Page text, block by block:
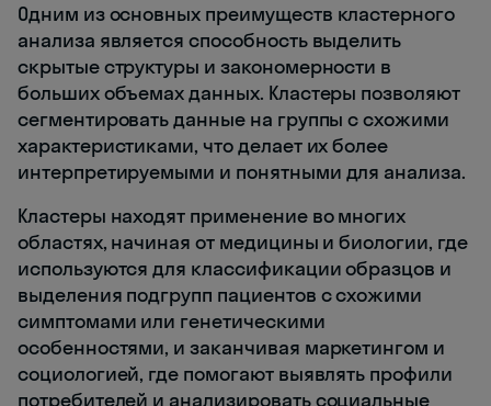
Одним из основных преимуществ кластерного
анализа является способность выделить
скрытые структуры и закономерности в
больших объемах данных. Кластеры позволяют
сегментировать данные на группы с схожими
характеристиками, что делает их более
интерпретируемыми и понятными для анализа.
Кластеры находят применение во многих
областях, начиная от медицины и биологии, где
используются для классификации образцов и
выделения подгрупп пациентов с схожими
симптомами или генетическими
особенностями, и заканчивая маркетингом и
социологией, где помогают выявлять профили
потребителей и анализировать социальные